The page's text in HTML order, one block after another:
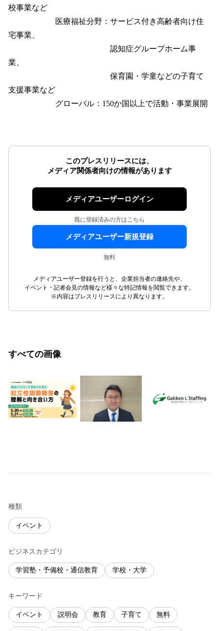
校事業など
医療福祉分野：サービス付き高齢者向け住
宅事業、
認知症グループホーム事
業、
保育園・学童などの子育て
支援事業など
グローバル：150か国以上で活動・事業展開
このプレスリリースには、
メディア関係者向けの情報があります
メディアユーザーログイン
既に登録済みの方はこちら
メディアユーザー新規登録
無料
メディアユーザー登録を行うと、企業担当者の連絡先や、
イベント・記者会見の情報など様々な特記情報を閲覧できます。
※内容はプレスリリースにより異なります。
すべての画像
種類
イベント
ビジネスカテゴリ
学習塾・予備校・通信教育 学校・大学
キーワード
イベント 説明会 教育 子育て 無料